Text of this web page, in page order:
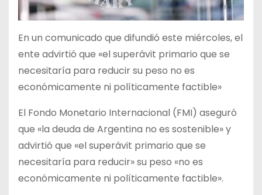
En un comunicado que difundió este miércoles, el
ente advirtió que «el superávit primario que se
necesitaría para reducir su peso no es
económicamente ni políticamente factible»
El Fondo Monetario Internacional (FMI) aseguró
que «la deuda de Argentina no es sostenible» y
advirtió que «el superávit primario que se
necesitaría para reducir» su peso «no es
económicamente ni políticamente factible».